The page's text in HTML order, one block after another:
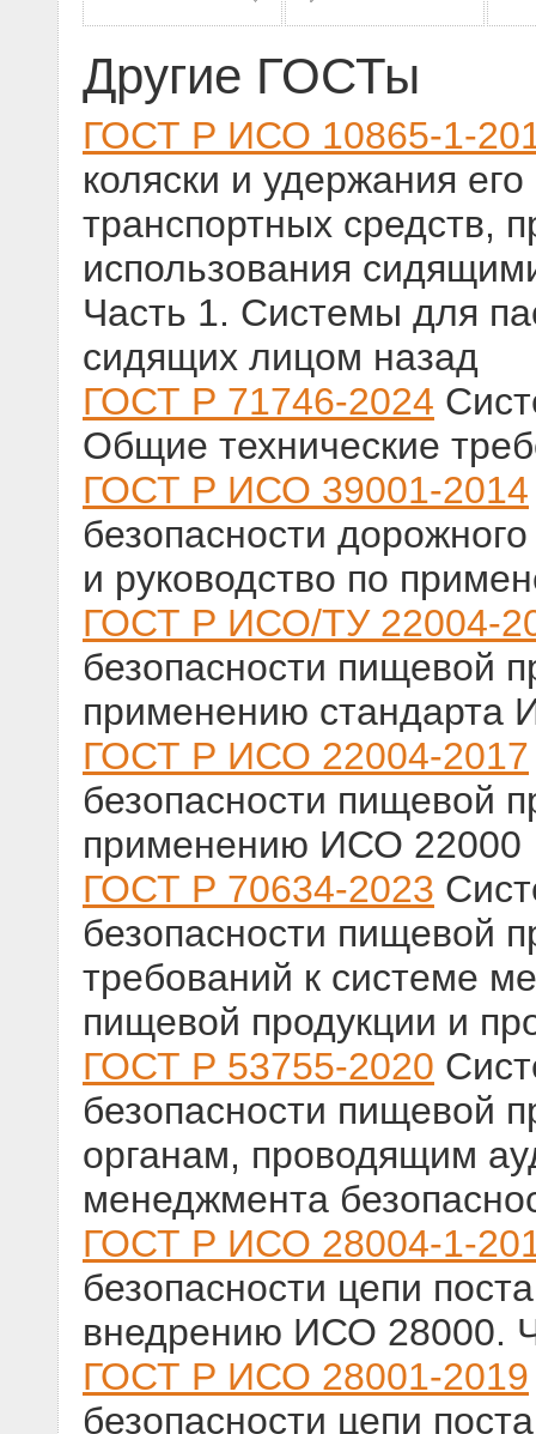
Другие ГОСТы
ГОСТ Р ИСО 10865-1-
коляски и удержания
транспортных средств,
использования
Часть 1. Системы для
сидящих лицом назад
ГОСТ Р 71746-2024
Общие технические
ГОСТ Р ИСО 39001-2014
безопасности
и руководство по
ГОСТ Р ИСО/ТУ 22004-
безопасности пищевой
применению стандарта
ГОСТ Р ИСО 22004-2017
безопасности пищевой
применению ИСО 22000
ГОСТ Р 70634-2023
безопасности пищевой
требований к системе
пищевой продукции и
ГОСТ Р 53755-2020
безопасности пищевой
органам, проводящим
менеджмента
ГОСТ Р ИСО 28004-1-
безопасности цепи
внедрению ИСО 28000.
ГОСТ Р ИСО 28001-2019
безопасности цепи